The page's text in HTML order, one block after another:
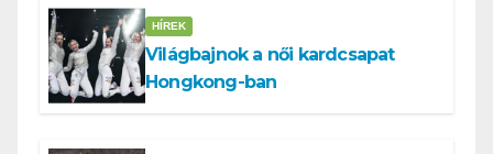
HÍREK
Világbajnok a női kardcsapat
Hongkong-ban